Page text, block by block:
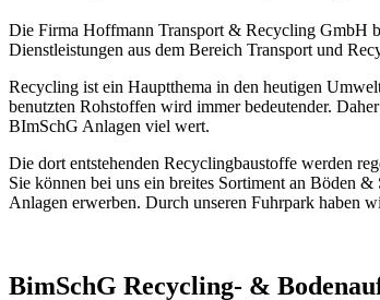
Die Firma Hoffmann Transport & Recycling GmbH
Dienstleistungen aus dem Bereich Transport und
Recycling ist ein Hauptthema in den heutigen
benutzten Rohstoffen wird immer bedeutender.
BImSchG Anlagen viel wert.
Die dort entstehenden Recyclingbaustoffe werden
Sie können bei uns ein breites Sortiment an Böden
Anlagen erwerben. Durch unseren Fuhrpark haben
BimSchG Recycling- &